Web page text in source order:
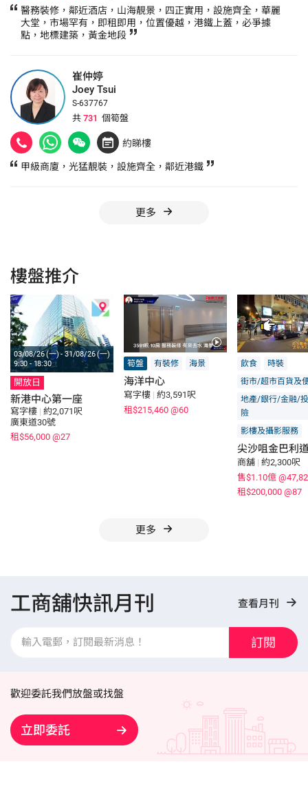
醫務裝修，鄰近酒店，山海靚景，四正實用，設施齊全，華麗
大堂，市場罕有，即租即用，位置優越，港鐵上蓋，必爭據
點，地標建築，黃金地段
崔仲婷
Joey Tsui
S-637767
共 731 個筍盤
約睇樓
甲級商廈，光猛靚裝，設施齊全，鄰近港鐵
更多
樓盤推介
03/08/26 (一) - 31/08/26 (一)
9:30 - 18:30
開放日
新港中心第一座
寫字樓 | 約2,071呎
廣東道30號
租$56,000 @27
筍盤 有裝修 海景
海洋中心
寫字樓 | 約3,591呎
租$215,460 @60
飲食
時裝
街市/超市百貨及
地產/銀行/金融/
險
影樓及攝影服務
尖沙咀金巴利
商舖 | 約2,300呎
售$1.10億
租$200,000 @87
更多
工商舖快訊月刊 查看月刊
訂閱
歡迎委託我們放盤或找盤
立即委託